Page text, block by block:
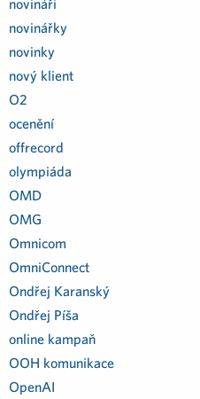
novináři
novinářky
novinky
nový klient
O2
ocenění
offrecord
olympiáda
OMD
OMG
Omnicom
OmniConnect
Ondřej Karanský
Ondřej Píša
online kampaň
OOH komunikace
OpenAI